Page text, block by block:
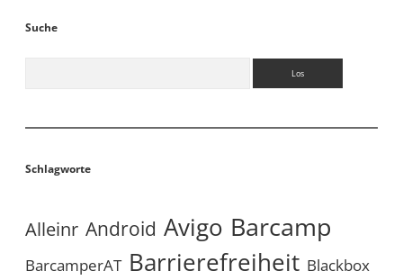
Suche
Schlagworte
Alleinr Android Avigo Barcamp
BarcamperAT Barrierefreiheit Blackbox